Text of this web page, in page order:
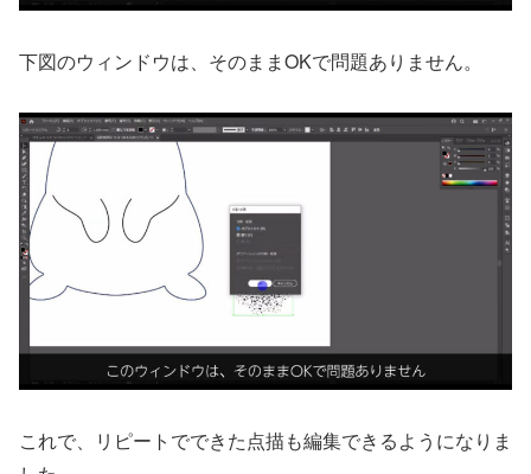
下図のウィンドウは、そのままOKで問題ありません。
これで、リピートでできた点描も編集できるようになりま